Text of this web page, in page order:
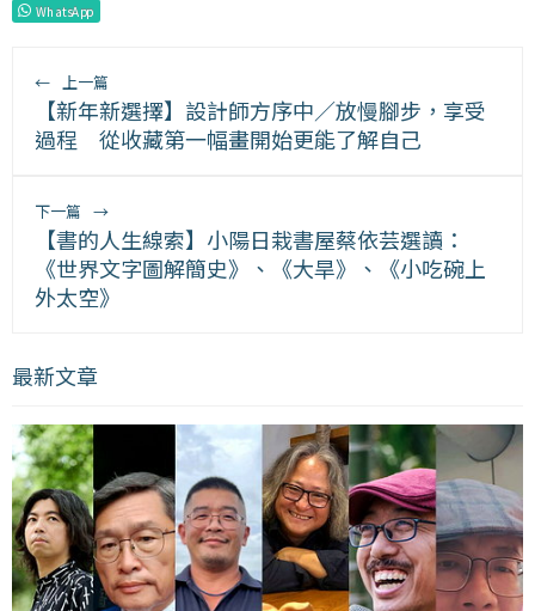
WhatsApp
← 上一篇
【新年新選擇】設計師方序中／放慢腳步，享受
過程 從收藏第一幅畫開始更能了解自己
下一篇 →
【書的人生線索】小陽日栽書屋蔡依芸選讀：
《世界文字圖解簡史》、《大旱》、《小吃碗上
外太空》
最新文章